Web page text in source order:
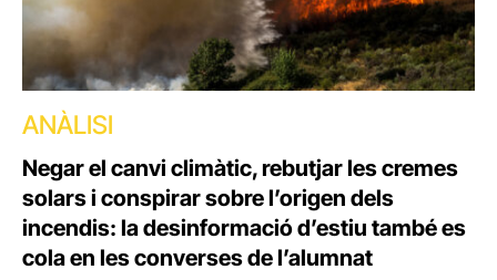
ANÀLISI
Negar el canvi climàtic, rebutjar les cremes
solars i conspirar sobre l’origen dels
incendis: la desinformació d’estiu també es
cola en les converses de l’alumnat